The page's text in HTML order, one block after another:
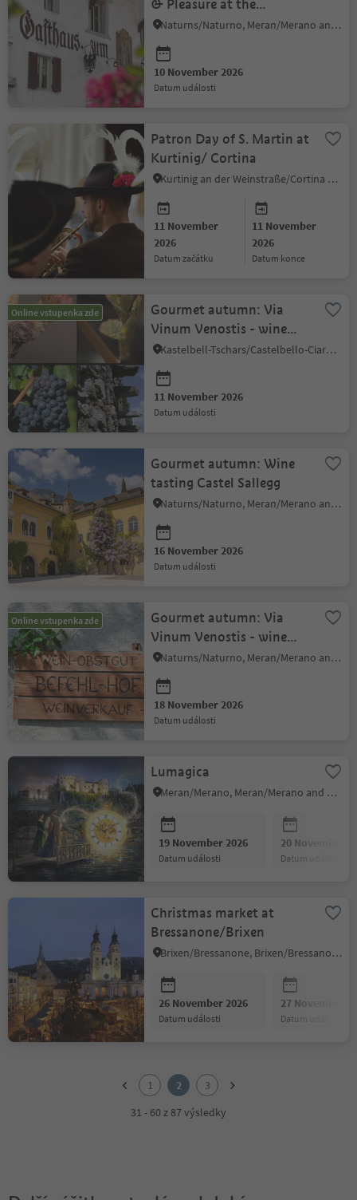
& Pleasure at the
restaurant Zum Adler
Naturns/Naturno, Meran/Merano and environs
10 November 2026
datum události
Patron Day of S. Martin at
Kurtinig/ Cortina
Kurtinig an der Weinstraße/Cortina sulla Strada del Vino, Alto Adige Wine Road
11 November
2026
datum začátku
11 November
2026
datum konce
Online vstupenka zde
Gourmet autumn: Via
Vinum Venostis - wine
growing in Kastelbell:
Rebhof
Kastelbell-Tschars/Castelbello-Ciardes, Vinschgau/Val Venosta
11 November 2026
datum události
Gourmet autumn: Wine
tasting Castel Sallegg
Naturns/Naturno, Meran/Merano and environs
16 November 2026
datum události
Online vstupenka zde
Gourmet autumn: Via
Vinum Venostis - wine
growing in Vetzan:
Befehlhof
Naturns/Naturno, Meran/Merano and environs
18 November 2026
datum události
Lumagica
Meran/Merano, Meran/Merano and environs
19 November 2026
datum události
20 November
datum události
Christmas market at
Bressanone/Brixen
Brixen/Bressanone, Brixen/Bressanone and environs
26 November 2026
datum události
27 November
datum události
1 2
3
31 - 60 z 87 výsledky